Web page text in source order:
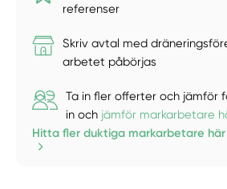
referenser
Skriv avtal med
arbetet påbörjas
Ta in fler offerter och jämför
in och jämför markarbetare
Hitta fler duktiga markarbetare här